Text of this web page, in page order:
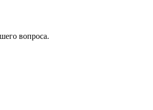
вопроса.